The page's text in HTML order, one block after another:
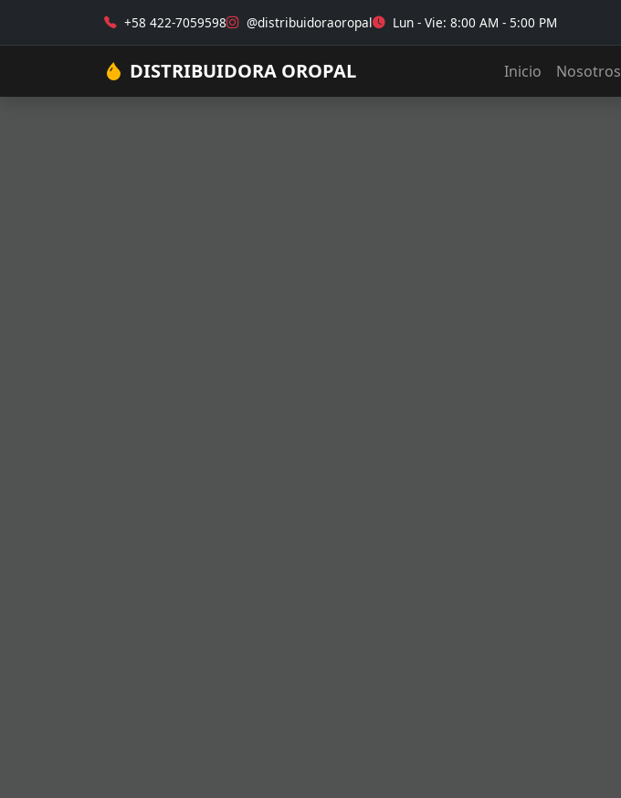
+58 422-7059598 @distribuidoraoropal Lun - Vie: 8:00 AM - 5:00 PM
DISTRIBUIDORA OROPAL Inicio Nosotros